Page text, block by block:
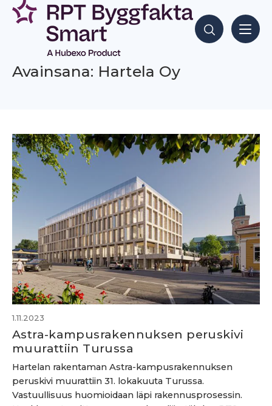
Siirry
sisältöön
Hae sisältöjä
Avainsana: Hartela Oy
1.11.2023
Astra-kampusrakennuksen peruskivi
muurattiin Turussa
Hartelan rakentaman Astra-kampusrakennuksen
peruskivi muurattiin 31. lokakuuta Turussa.
Vastuullisuus huomioidaan läpi rakennusprosessin.